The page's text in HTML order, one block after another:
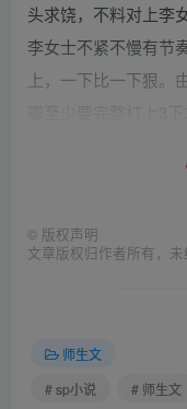
头求饶，不料对上李
李女士不紧不慢有节
上，一下比一下狠。
声哭泣，大屁股已经
© 版权声明
文章版权归作者所有，未
师生文
# sp小说
# 师生文